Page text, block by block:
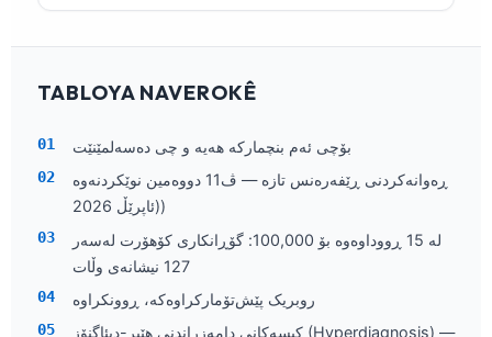
TABLOYA NAVEROKÊ
بۆچی ئەم بنچمارکە هەیە و چی دەسەلمێنێت
ڕەوانەکردنی ڕێفەرەنس تازە — ڤ11 دووەمین نوێکردنەوە
(ئاپرێڵ 2026)
لە 15 ڕووداوەوە بۆ 100,000: گۆڕانکاری کۆهۆرت لەسەر
127 نیشانەی وڵات
روبریک پێش‌تۆمارکراوەکە، ڕوونکراوە
کیسەکانی دامەزراندنی هێپر-دیئاگنۆز (Hyperdiagnosis) —